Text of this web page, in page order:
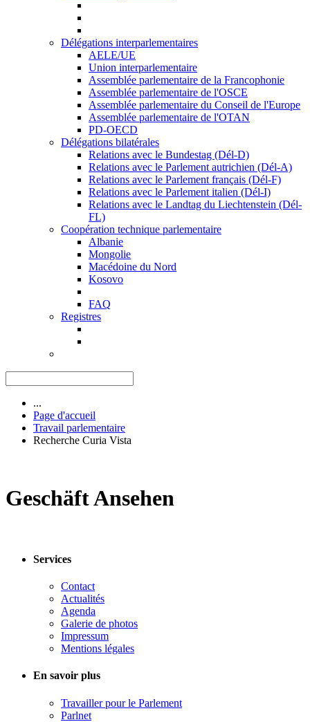
Délégations interparlementaires
AELE/UE
Union interparlementaire
Assemblée parlementaire de la Francophonie
Assemblée parlementaire de l'OSCE
Assemblée parlementaire du Conseil de l'Europe
Assemblée parlementaire de l'OTAN
PD-OECD
Délégations bilatérales
Relations avec le Bundestag (Dél-D)
Relations avec le Parlement autrichien (Dél-A)
Relations avec le Parlement français (Dél-F)
Relations avec le Parlement italien (Dél-I)
Relations avec le Landtag du Liechtenstein (Dél-
FL)
Coopération technique parlementaire
Albanie
Mongolie
Macédoine du Nord
Kosovo
FAQ
Registres
...
Page d'accueil
Travail parlementaire
Recherche Curia Vista
Geschäft Ansehen
Services
Contact
Actualités
Agenda
Galerie de photos
Impressum
Mentions légales
En savoir plus
Travailler pour le Parlement
Parlnet